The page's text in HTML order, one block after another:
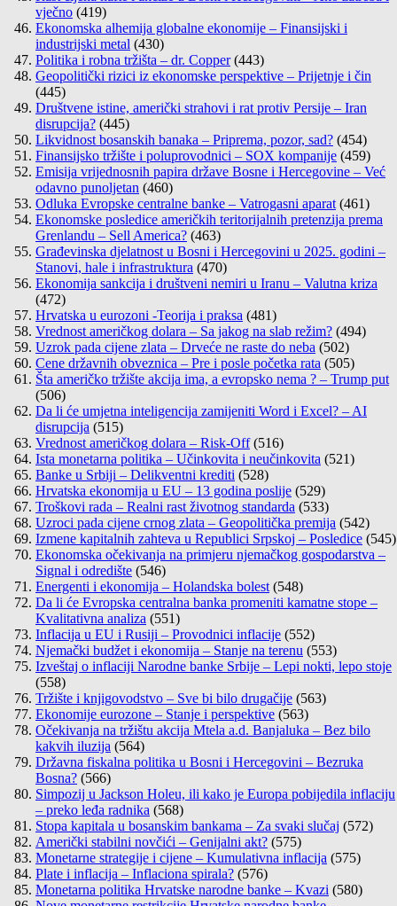
vječno (419)
Ekonomska alhemija globalne ekonomije – Finansijski i
industrijski metal (430)
Politika i robna tržišta – dr. Copper (443)
Geopolitički rizici iz ekonomske perspektive – Prijetnje i čin
(445)
Društvene istine, američki strahovi i rat protiv Persije – Iran
disrupcija? (445)
Likvidnost bosanskih banaka – Priprema, pozor, sad? (454)
Finansijsko tržište i poluprovodnici – SOX kompanije (459)
Emisija vrijednosnih papira države Bosne i Hercegovine – Već
odavno punoljetan (460)
Odluka Evropske centralne banke – Vatrogasni aparat (461)
Ekonomske posledice američkih teritorijalnih pretenzija prema
Grenlandu – Sell America? (463)
Građevinska djelatnost u Bosni i Hercegovini u 2025. godini –
Stanovi, hale i infrastruktura (470)
Ekonomija sankcija i društveni nemiri u Iranu – Valutna kriza
(472)
Hrvatska u eurozoni -Teorija i praksa (481)
Vrednost američkog dolara – Sa jakog na slab režim? (494)
Uzrok pada cijene zlata – Drveće ne raste do neba (502)
Cene državnih obveznica – Pre i posle početka rata (505)
Šta američko tržište akcija ima, a evropsko nema ? – Trump put
(506)
Da li će umjetna inteligencija zamijeniti Word i Excel? – AI
disrupcija (515)
Vrednost američkog dolara – Risk-Off (516)
Ista monetarna politika – Učinkovita i neučinkovita (521)
Banke u Srbiji – Delikventni krediti (528)
Hrvatska ekonomija u EU – 13 godina poslije (529)
Troškovi rada – Realni rast životnog standarda (533)
Uzroci pada cijene crnog zlata – Geopolitička premija (542)
Izmene kapitalnih zahteva u Republici Srpskoj – Posledice (545)
Ekonomska očekivanja na primjeru njemačkog gospodarstva –
Signal i odredište (546)
Energenti i ekonomija – Holandska bolest (548)
Da li će Evropska centralna banka promeniti kamatne stope –
Kvalitativna analiza (551)
Inflacija u EU i Rusiji – Provodnici inflacije (552)
Njemački budžet i ekonomija – Stanje na terenu (553)
Izveštaj o inflaciji Narodne banke Srbije – Lepi nokti, lepo stoje
(558)
Tržište i knjigovodstvo – Sve bi bilo drugačije (563)
Ekonomije eurozone – Stanje i perspektive (563)
Očekivanja na tržištu akcija Mtela a.d. Banjaluka – Bez bilo
kakvih iluzija (564)
Državna fiskalna politika u Bosni i Hercegovini – Bezruka
Bosna? (566)
Simpozij u Jackson Holeu, ili kako je Europa pobijedila inflaciju
– preko leđa radnika (568)
Stopa kapitala u bosanskim bankama – Za svaki slučaj (572)
Američki stabilni novčići – Genijalni akt? (575)
Monetarne strategije i cijene – Kumulativna inflacija (575)
Plate i inflacija – Inflaciona spirala? (576)
Monetarna politika Hrvatske narodne banke – Kvazi (580)